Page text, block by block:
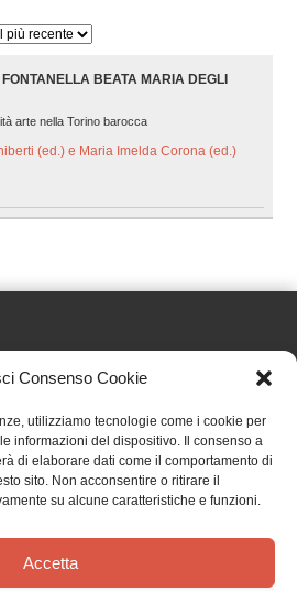
Consenso Cookie
utilizziamo tecnologie come i cookie per
informazioni del dispositivo. Il consenso a
di elaborare dati come il comportamento di
sito. Non acconsentire o ritirare il
su alcune caratteristiche e funzioni.
Accetta
BEATA MARIA DEGLI
arte nella Torino barocca
(ed.) e Maria Imelda Corona (ed.)
Cantalupa (TO)
- Fax: (+39) 0121 353839